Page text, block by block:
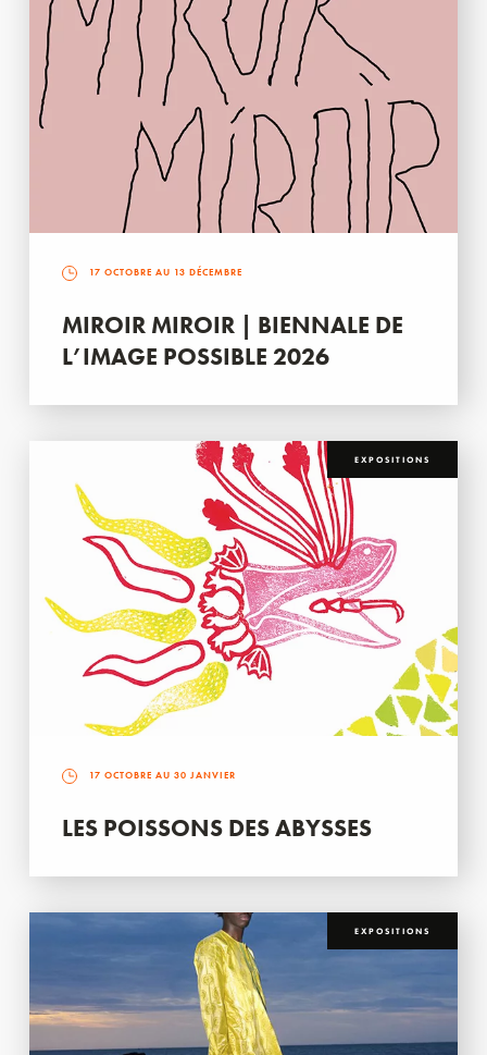
17 OCTOBRE AU 13 DÉCEMBRE
MIROIR MIROIR | BIENNALE DE
L’IMAGE POSSIBLE 2026
EXPOSITIONS
17 OCTOBRE AU 30 JANVIER
LES POISSONS DES ABYSSES
EXPOSITIONS